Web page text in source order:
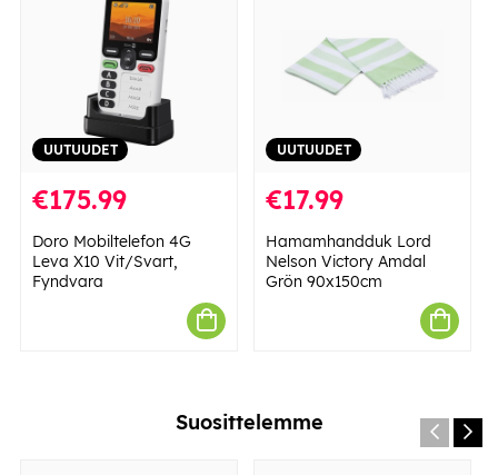
UUTUUDET
€175.99
Doro Mobiltelefon 4G
Leva X10 Vit/Svart,
Fyndvara
UUTUUDET
€17.99
Hamamhandduk Lord
Nelson Victory Amdal
Grön 90x150cm
Suosittelemme